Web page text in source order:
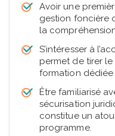
Avoir une
gestion foncière
la
S’intéresser à
permet de tirer
formation dédiée
Être familiarisé
sécurisation
constitue un
programme.